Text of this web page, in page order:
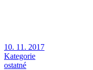
10. 11. 2017
Kategorie
ostatné